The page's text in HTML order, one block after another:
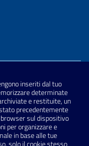
inseriti dal tuo
determinate
e restituite, un
precedentemente
sul dispositivo
per organizzare e
in base alle tue